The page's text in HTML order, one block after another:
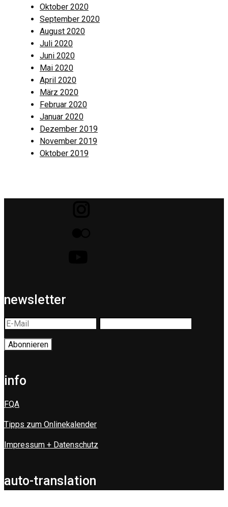
Oktober 2020
September 2020
August 2020
Juli 2020
Juni 2020
Mai 2020
April 2020
März 2020
Februar 2020
Januar 2020
Dezember 2019
November 2019
Oktober 2019
newsletter
info
FQA
Tipps zum Onlinekalender
Impressum + Datenschutz
auto-translation